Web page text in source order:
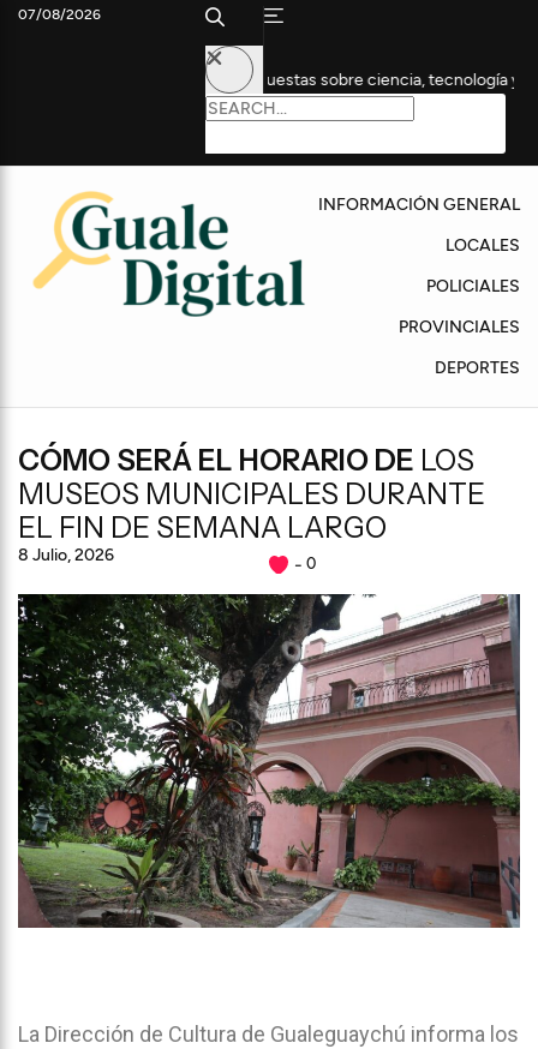
edición con propuestas sobre ciencia, tecnología y empleo
07/08/2026
INFORMACIÓN GENERAL
LOCALES
POLICIALES
PROVINCIALES
DEPORTES
CÓMO SERÁ EL HORARIO DE LOS
MUSEOS MUNICIPALES DURANTE
EL FIN DE SEMANA LARGO
8 Julio, 2026 0
La Dirección de Cultura de Gualeguaychú informa los